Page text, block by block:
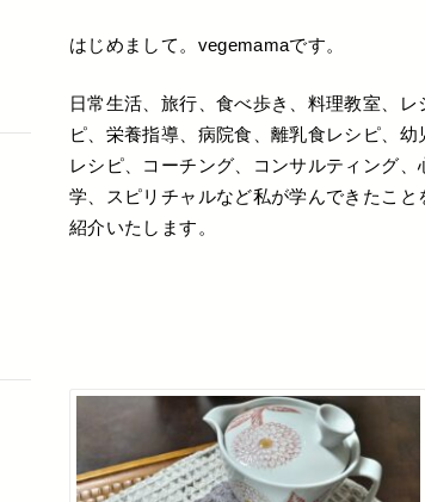
はじめまして。vegemamaです。
日常生活、旅行、食べ歩き、料理教室、レ
ピ、栄養指導、病院食、離乳食レシピ、幼
レシピ、コーチング、コンサルティング、
学、スピリチャルなど私が学んできたこと
紹介いたします。